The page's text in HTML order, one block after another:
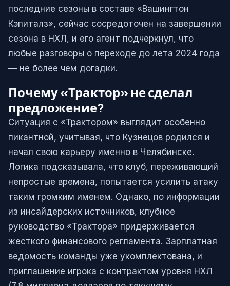
последние сезоны в составе «Вашингтон
Кэпиталз», сейчас сосредоточен на завершении
сезона в НХЛ, и его агент подчеркнул, что
любые разговоры о переходе до лета 2024 года
— не более чем догадки.
Почему «Трактор» не сделал
предложение?
Ситуация с «Трактором» выглядит особенно
пикантной, учитывая, что Кузнецов родился и
начал свою карьеру именно в Челябинске.
Логика подсказывала, что клуб, переживающий
непростые времена, попытается усилить атаку
таким громким именем. Однако, по информации
из инсайдерских источников, клубное
руководство «Трактора» придерживается
жесткого финансового регламента. Зарплатная
ведомость команды уже укомплектована, и
приглашение игрока с контрактом уровня НХЛ